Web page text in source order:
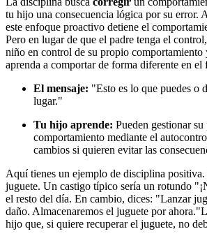
tu hijo una consecuencia lógica por su error.
este enfoque proactivo detiene el
Pero en lugar de que el padre tenga el
niño en control de su propio comportamiento
aprenda a comportar de forma diferente en el
El mensaje: "Esto es lo que puedes o
lugar."
Tu hijo aprende: Pueden gestionar
comportamiento mediante el
cambios si quieren evitar las
Aquí tienes un ejemplo de disciplina
juguete. Un castigo típico sería un rotundo
el resto del día. En cambio, dices: "Lanzar
daño. Almacenaremos el juguete por ahora."
hijo que, si quiere recuperar el juguete, no